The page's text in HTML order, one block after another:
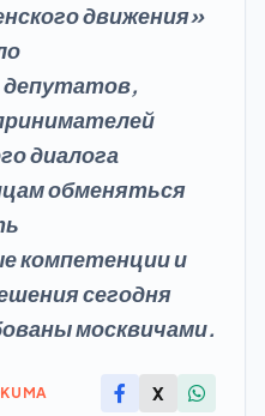
движения»
диалога
обменяться
компетенции и
сегодня
москвичами.
X